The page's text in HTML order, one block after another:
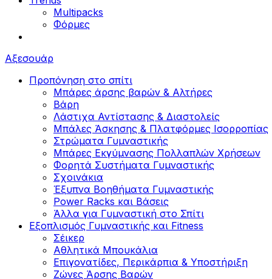
Multipacks
Φόρμες
Αξεσουάρ
Προπόνηση στο σπίτι
Μπάρες άρσης βαρών & Αλτήρες
Βάρη
Λάστιχα Αντίστασης & Διαστολείς
Μπάλες Άσκησης & Πλατφόρμες Ισορροπίας
Στρώματα Γυμναστικής
Μπάρες Εκγύμνασης Πολλαπλών Χρήσεων
Φορητά Συστήματα Γυμναστικής
Σχοινάκια
Έξυπνα Βοηθήματα Γυμναστικής
Power Racks και Βάσεις
Άλλα για Γυμναστική στο Σπίτι
Εξοπλισμός Γυμναστικής και Fitness
Σέικερ
Αθλητικά Μπουκάλια
Επιγονατίδες, Περικάρπια & Υποστήριξη
Ζώνες Άρσης Βαρών